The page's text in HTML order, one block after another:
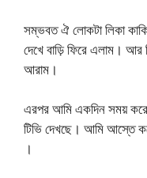
সম্ভবত ঐ লোকটা লিকা
দেখে বাড়ি ফিরে এলাম। আর
আরাম।
এরপর আমি একদিন সময় করে
টিভি দেখছে। আমি আস্তে
।